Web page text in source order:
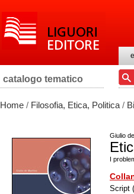
catalogo tematico
Home / Filosofia, Etica, Politica /
Giulio
I
Script